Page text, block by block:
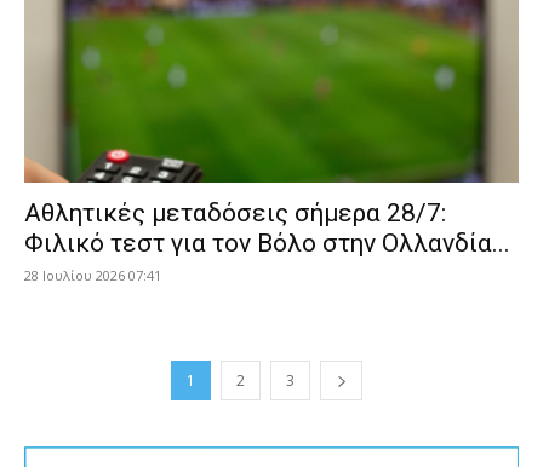
Αθλητικές μεταδόσεις σήμερα 28/7:
Φιλικό τεστ για τον Βόλο στην Ολλανδία...
28 Ιουλίου 2026 07:41
1 2 3